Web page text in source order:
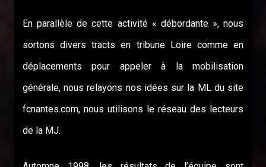
En parallèle de cette activité « débordante », nous
sortons divers tracts en tribune Loire comme en
déplacements pour appeler à la mobilisation
générale, nous relayons nos idées sur la ML du site
fcnantes.com, nous utilisons le réseau des lecteurs
de la MJ.